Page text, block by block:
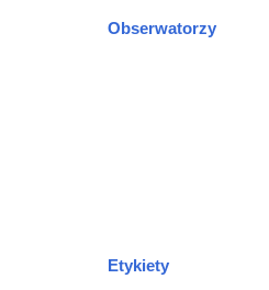
Obserwatorzy
Etykiety